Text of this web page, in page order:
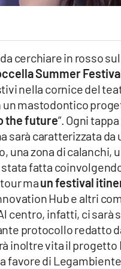
cerchiare in rosso
Summer
nella cornice del
un mastodontico
the future”. Ogni
sarà caratterizzata
una zona di calanchi,
fatta
maun festival
Hub e altri
centro, infatti, ci sarà
protocollo redatto
inoltre vita il progetto
favore di